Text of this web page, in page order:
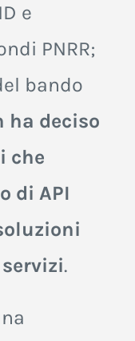
e
PNRR;
bando
ha deciso
che
di API
.